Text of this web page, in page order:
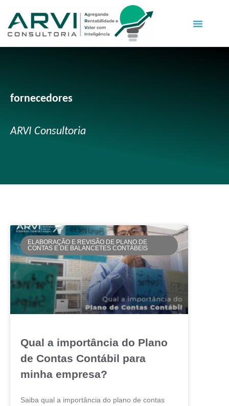
fornecedores
ARVI Consultoria
ELABORAÇÃO E REVISÃO DE PLANO DE
CONTAS E DE BALANCETES CONTÁBEIS
Qual a importância do Plano
de Contas Contábil para
minha empresa?
Saiba qual a importância do plano de contas